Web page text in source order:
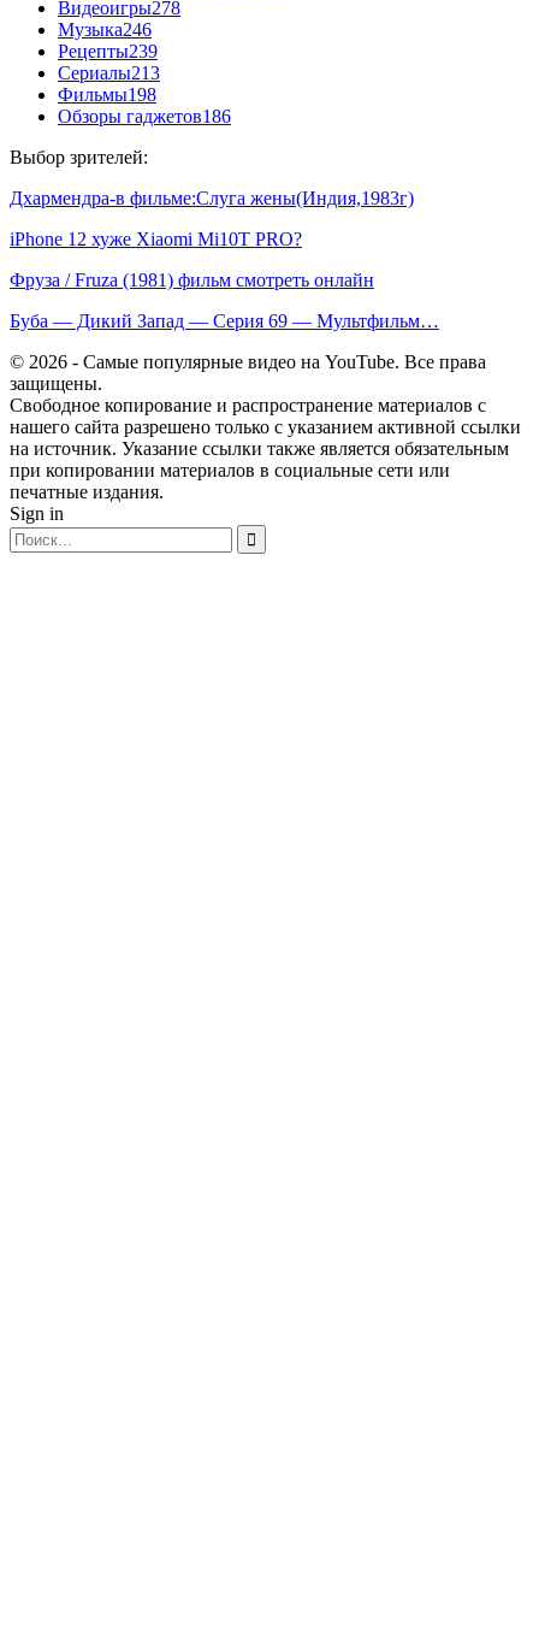
Видеоигры278
Музыка246
Рецепты239
Сериалы213
Фильмы198
Обзоры гаджетов186
Выбор зрителей:
Дхармендра-в фильме:Слуга жены(Индия,1983г)
iPhone 12 хуже Xiaomi Mi10T PRO?
Фруза / Fruza (1981) фильм смотреть онлайн
Буба — Дикий Запад — Серия 69 — Мультфильм…
© 2026 - Самые популярные видео на YouTube. Все права
защищены.
Свободное копирование и распространение материалов с
нашего сайта разрешено только с указанием активной ссылки
на источник. Указание ссылки также является обязательным
при копировании материалов в социальные сети или
печатные издания.
Sign in